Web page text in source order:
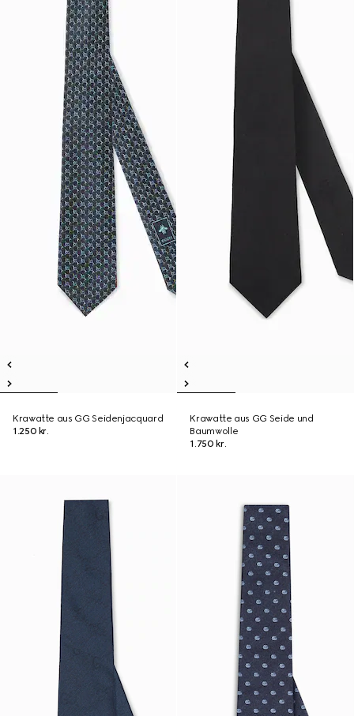
Krawatte aus GG Seidenjacquard
1.250 kr.
Krawatte aus GG Seide und
Baumwolle
1.750 kr.